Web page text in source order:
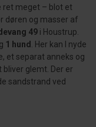
ret meget – blot et
døren og masser af
49 i Houstrup.
1 hund
. Her kan I nyde
et separat anneks og
glemt. Der er
sandstrand ved